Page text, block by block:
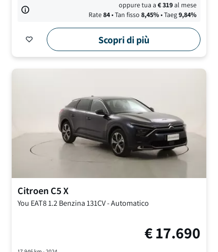
oppure tua a€319al mese
Rate84• Tan fisso 8,45%• Taeg9,84%
Scopri di più
Citroen C5 X
You EAT81.2 Benzina 131CV-Automatico
€17.690